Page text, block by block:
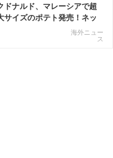
ドナルド、マレーシアで超
サイズのポテト発売！ネッ
海外ニュー
ス